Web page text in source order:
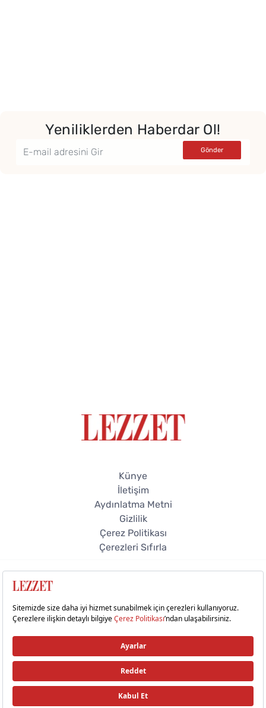
Yeniliklerden Haberdar Ol!
Künye
İletişim
Aydınlatma Metni
Gizlilik
Çerez Politikası
Çerezleri Sıfırla
© 2026 Lezzet Online. Tüm hakları saklıdır.